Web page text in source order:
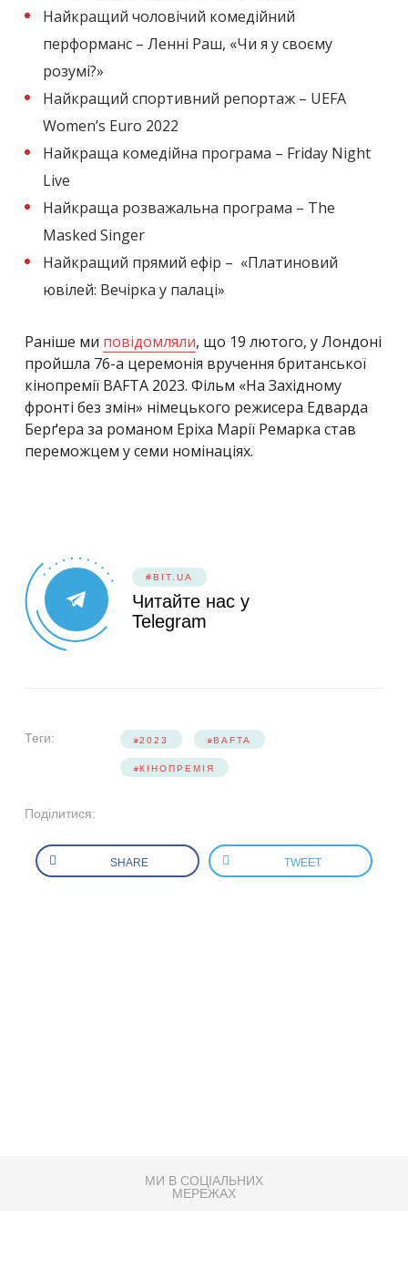
Найкращий чоловічий комедійний
перформанс – Ленні Раш, «Чи я у своєму
розумі?»
Найкращий спортивний репортаж – UEFA
Women’s Euro 2022
Найкраща комедійна програма – Friday Night
Live
Найкраща розважальна програма – The
Masked Singer
Найкращий прямий ефір – «Платиновий
ювілей: Вечірка у палаці»
Раніше ми повідомляли, що 19 лютого, у Лондоні
пройшла 76-а церемонія вручення британської
кінопремії BAFTA 2023. Фільм «На Західному
фронті без змін» німецького режисера Едварда
Берґера за романом Еріха Марії Ремарка став
переможцем у семи номінаціях.
#BIT.UA
Читайте нас у
Telegram
Теги: 2023 BAFTA
КІНОПРЕМІЯ
Поділитися:
SHARE TWEET
МИ В СОЦІАЛЬНИХ
МЕРЕЖАХ